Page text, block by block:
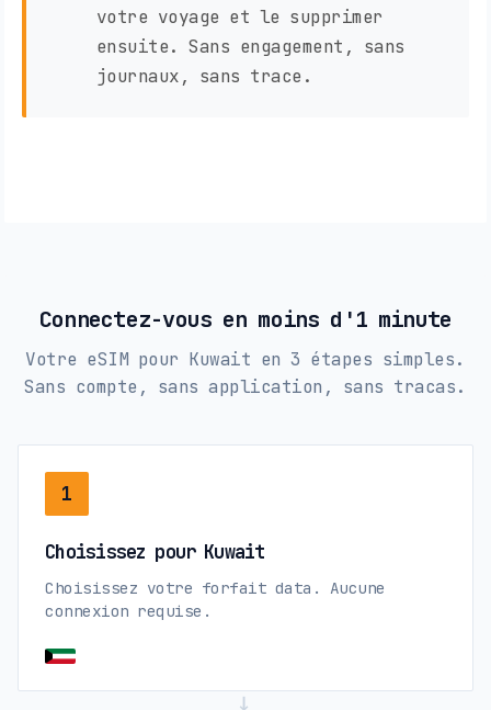
votre voyage et le supprimer
ensuite. Sans engagement, sans
journaux, sans trace.
Connectez-vous en moins d'1 minute
Votre eSIM pour Kuwait en 3 étapes simples.
Sans compte, sans application, sans tracas.
1
Choisissez pour Kuwait
Choisissez votre forfait data. Aucune
connexion requise.
→